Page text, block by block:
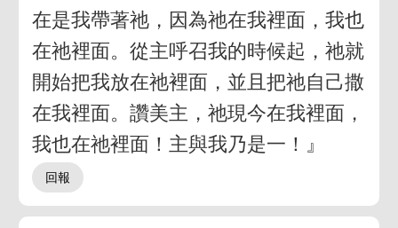
在是我帶著祂，因為祂在我裡面，我也
在祂裡面。從主呼召我的時候起，祂就
開始把我放在祂裡面，並且把祂自己撒
在我裡面。讚美主，祂現今在我裡面，
我也在祂裡面！主與我乃是一！』